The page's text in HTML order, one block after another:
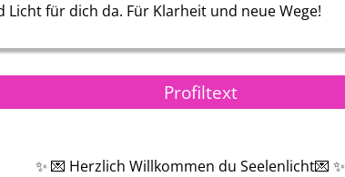
Licht für dich da. Für Klarheit und neue Wege!
Profiltext
✨ 💌 Herzlich Willkommen du Seelenlicht💌 ✨